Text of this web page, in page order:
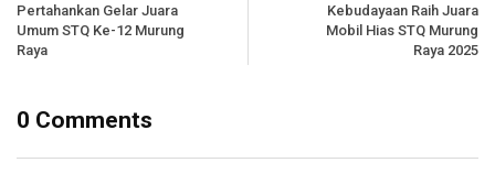
Pertahankan Gelar Juara
Umum STQ Ke-12 Murung
Raya
Kebudayaan Raih Juara
Mobil Hias STQ Murung
Raya 2025
0 Comments